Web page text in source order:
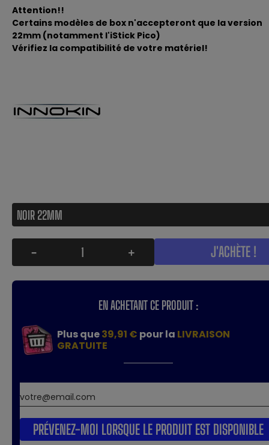
Attention!!
Certains modèles de box n'accepteront que la version
22mm (notamment l'iStick Pico)
Vérifiez la compatibilité de votre matériel!
- + J'ACHÈTE !
EN ACHETANT CE PRODUIT :
Plus que39,91 € pour la LIVRAISON
GRATUITE
PRÉVENEZ-MOI LORSQUE LE PRODUIT EST DISPONIBLE